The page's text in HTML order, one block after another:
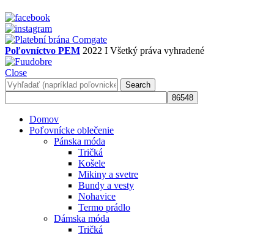
Poľovníctvo PEM 2022 I Všetký práva vyhradené
Close
Search
Domov
Poľovnícke oblečenie
Pánska móda
Tričká
Košele
Mikiny a svetre
Bundy a vesty
Nohavice
Termo prádlo
Dámska móda
Tričká